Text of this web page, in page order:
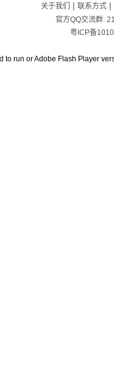
关于我们 | 联系方式|
官方QQ交流群:
粤ICP备
to run or Adobe Flash Player